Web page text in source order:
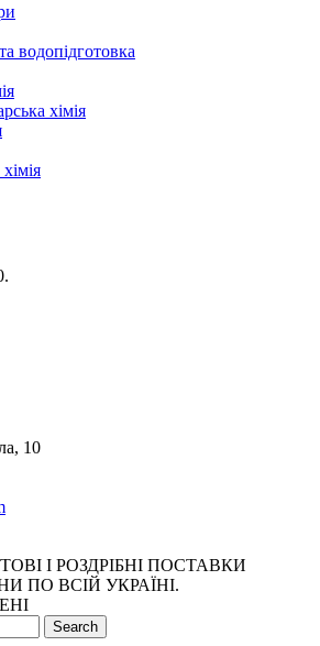
водопідготовка
хімія
10
І РОЗДРІБНІ ПОСТАВКИ
ПО ВСІЙ УКРАЇНІ.
Search